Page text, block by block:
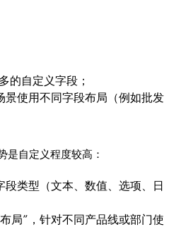
的自定义字段；
景使用不同字段布局（例如批发
是自定义程度较高：
段类型（文本、数值、选项、日
局”，针对不同产品线或部门使